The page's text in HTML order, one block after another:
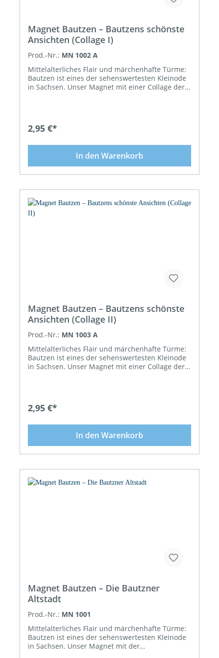
Magnet Bautzen – Bautzens schönste
Ansichten (Collage I)
Prod.-Nr.: MN 1002 A
Mittelalterliches Flair und märchenhafte Türme:
Bautzen ist eines der sehenswertesten Kleinode
in Sachsen. Unser Magnet mit einer Collage der
Dom und dem Matthiasturm zeigen einige der
im Büro: Unser Bautzen-Magnet im Format 7,5 x
7,5 cm kommt als klassisches Souvenir überall
gut und echt sächsisch zur Geltung. Anziehendes
Eindrucksvoll in Szene gesetzt wurden die
Stadtimpressionen vom Dresdener Fotografen
Dietmar Berthold. Fotografisch perfekt umgesetzt,
wirkt Bautzen mit unserem Magneten noch
2,95 €*
In den Warenkorb
Magnet Bautzen – Bautzens schönste
Ansichten (Collage II)
Prod.-Nr.: MN 1003 A
Mittelalterliches Flair und märchenhafte Türme:
Bautzen ist eines der sehenswertesten Kleinode
in Sachsen. Unser Magnet mit einer Collage der
historischen Rathaus, vom Reichenturm und von
Kühlschranktür Zuhause oder an der Pinnwand
im Büro: Unser Bautzen-Magnet im Format 7,5 x
7,5 cm kommt als klassisches Souvenir überall
Souvenir mit aufwändigen Fotografien
Eindrucksvoll in Szene gesetzt wurden die
2,95 €*
In den Warenkorb
Magnet Bautzen – Die Bautzner
Altstadt
Prod.-Nr.: MN 1001
Mittelalterliches Flair und märchenhafte Türme:
Bautzen ist eines der sehenswertesten Kleinode
in Sachsen. Unser Magnet mit der